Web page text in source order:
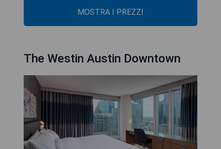
MOSTRA I PREZZI
The Westin Austin Downtown